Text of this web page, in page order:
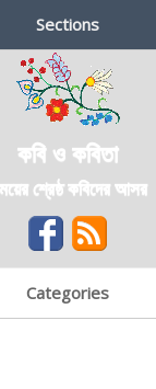
Sections
কবি ও কবিতা
শ্রেষ্ঠ কবিদের আসর
Categories